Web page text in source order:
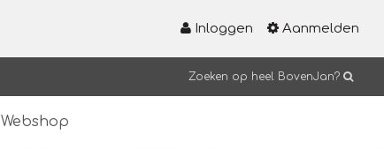
Inloggen Aanmelden
Zoeken op heel BovenJan?
Webshop